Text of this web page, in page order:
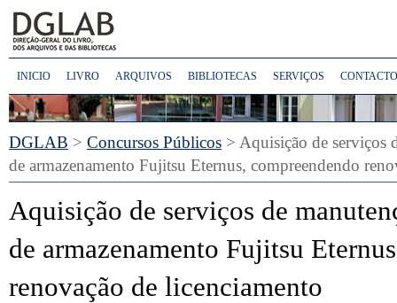
INICIO LIVRO ARQUIVOS BIBLIOTECAS SERVIÇOS
DGLAB > Concursos Públicos > Aquisição de serviços
de armazenamento Fujitsu Eternus, compreendendo
Aquisição de serviços de
de armazenamento Fujitsu
renovação de licenciamento